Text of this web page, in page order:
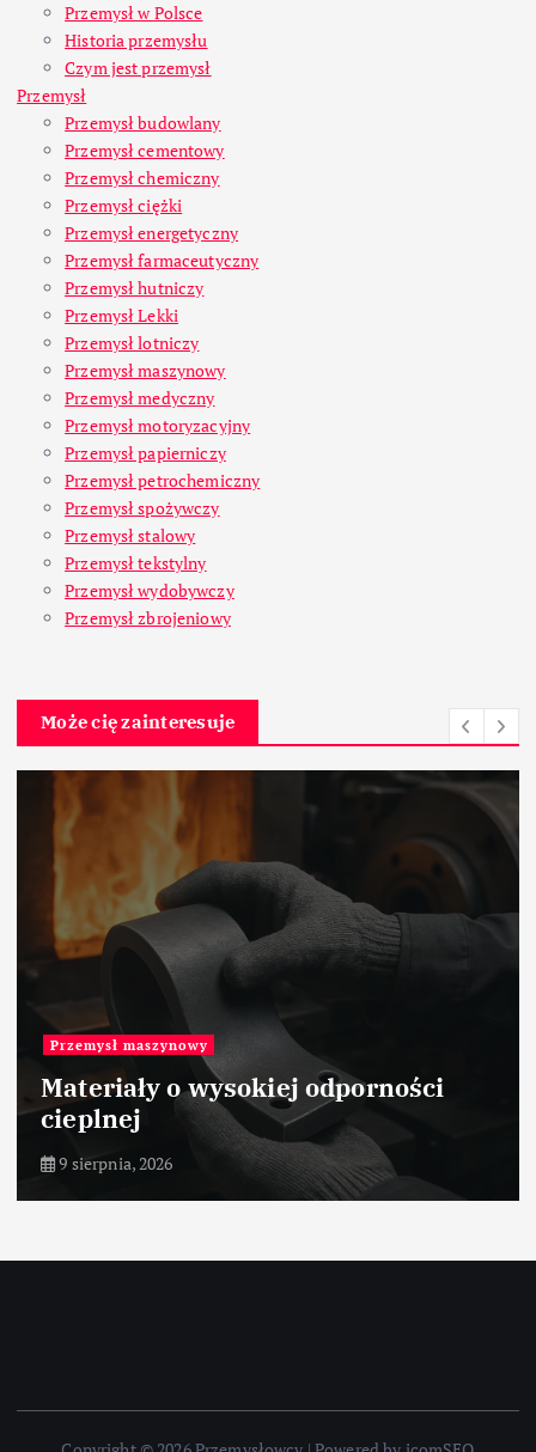
Przemysł w Polsce
Historia przemysłu
Czym jest przemysł
Przemysł
Przemysł budowlany
Przemysł cementowy
Przemysł chemiczny
Przemysł ciężki
Przemysł energetyczny
Przemysł farmaceutyczny
Przemysł hutniczy
Przemysł Lekki
Przemysł lotniczy
Przemysł maszynowy
Przemysł medyczny
Przemysł motoryzacyjny
Przemysł papierniczy
Przemysł petrochemiczny
Przemysł spożywczy
Przemysł stalowy
Przemysł tekstylny
Przemysł wydobywczy
Przemysł zbrojeniowy
Może cię zainteresuje
Przemysł maszynowy
Materiały o wysokiej odporności
cieplnej
9 sierpnia, 2026